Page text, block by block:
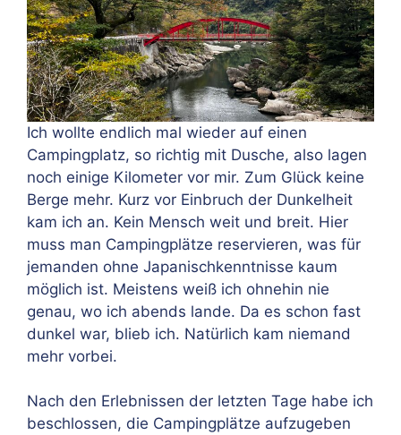
Ich wollte endlich mal wieder auf einen
Campingplatz, so richtig mit Dusche, also lagen
noch einige Kilometer vor mir. Zum Glück keine
Berge mehr. Kurz vor Einbruch der Dunkelheit
kam ich an. Kein Mensch weit und breit. Hier
muss man Campingplätze reservieren, was für
jemanden ohne Japanischkenntnisse kaum
möglich ist. Meistens weiß ich ohnehin nie
genau, wo ich abends lande. Da es schon fast
dunkel war, blieb ich. Natürlich kam niemand
mehr vorbei.
Nach den Erlebnissen der letzten Tage habe ich
beschlossen, die Campingplätze aufzugeben